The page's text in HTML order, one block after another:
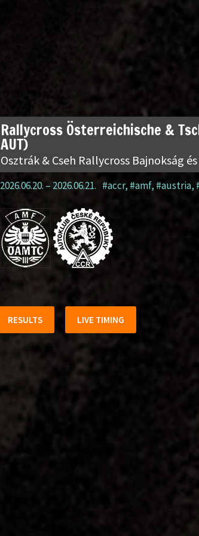
Rallycross Österreichische &
AUT)
Osztrák & Cseh Rallycross Bajnokság
2026.06.20. – 2026.06.21. #accr, #amf, #austria,
RESULTS LIVE TIMING